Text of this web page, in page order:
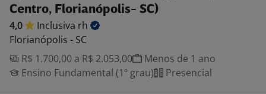
Centro, Florianópolis- SC)
4,0 Inclusiva rh
Florianópolis - SC
R$ 1.700,00 a R$ 2.053,00
Menos de 1 ano
Ensino Fundamental (1º grau)
Presencial